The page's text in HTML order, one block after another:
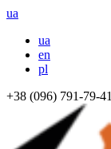
ua
ua
en
pl
+38 (096) 791-79-41